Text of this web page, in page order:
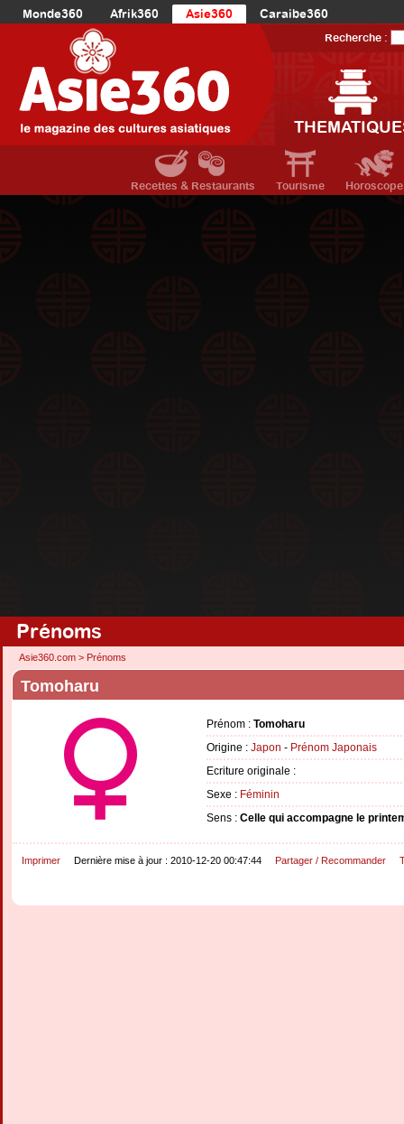
Monde360 Afrik360 Asie360
Caraibe360
Europe360
AmériqueDuNord360
Océanie360
Recherche :
Recettes & Restaurants Tourisme Horoscope
Prénoms
Asie360.com > Prénoms
Tomoharu
Prénom : Tomoharu
Origine : Japon - Prénom Japonais
Ecriture originale :
Sexe : Féminin
Sens : Celle qui accompagne le
Imprimer Dernière mise à jour : 2010-12-20 00:47:44 Partager / Recommander